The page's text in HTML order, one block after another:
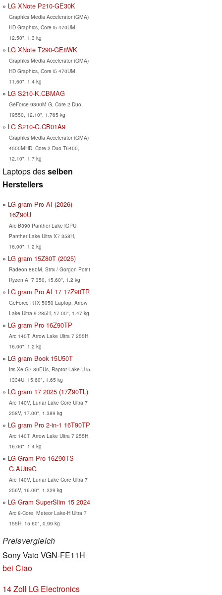
LG XNote P210-GE30K
Graphics Media Accelerator (GMA)
HD Graphics, Core i5 470UM,
12.50", 1.3 kg
LG XNote T290-GE8WK
Graphics Media Accelerator (GMA)
HD Graphics, Core i5 470UM,
11.60", 1.4 kg
LG S210-K.CBMAG
GeForce 9300M G, Core 2 Duo
T9550, 12.10", 1.765 kg
LG S210-G.CB01A9
Graphics Media Accelerator (GMA)
4500MHD, Core 2 Duo T6400,
12.10", 1.7 kg
Laptops desselben
Herstellers
LG gram Pro AI (2026)
16Z90U
Arc B390 Panther Lake iGPU,
Panther Lake Ultra X7 358H,
16.00", 1.2 kg
LG gram 15Z80T (2025)
Radeon 860M, Strix / Gorgon Point
Ryzen AI 7 350, 15.60", 1.2 kg
LG gram Pro AI 17 17Z90TR
GeForce RTX 5050 Laptop, Arrow
Lake Ultra 9 285H, 17.00", 1.47 kg
LG gram Pro 16Z90TP
Arc 140T, Arrow Lake Ultra 7 255H,
16.00", 1.2 kg
LG gram Book 15U50T
Iris Xe G7 80EUs, Raptor Lake-U i5-
1334U, 15.60", 1.65 kg
LG gram 17 2025 (17Z90TL)
Arc 140V, Lunar Lake Core Ultra 7
258V, 17.00", 1.389 kg
LG gram Pro 2-in-1 16T90TP
Arc 140T, Arrow Lake Ultra 7 255H,
16.00", 1.4 kg
LG Gram Pro 16Z90TS-
G.AU89G
Arc 140V, Lunar Lake Core Ultra 7
256V, 16.00", 1.229 kg
LG Gram SuperSlim 15 2024
Arc 8-Core, Meteor Lake-H Ultra 7
155H, 15.60", 0.99 kg
Preisvergleich
Sony Vaio VGN-FE11H
bei Ciao
14 Zoll LG Electronics